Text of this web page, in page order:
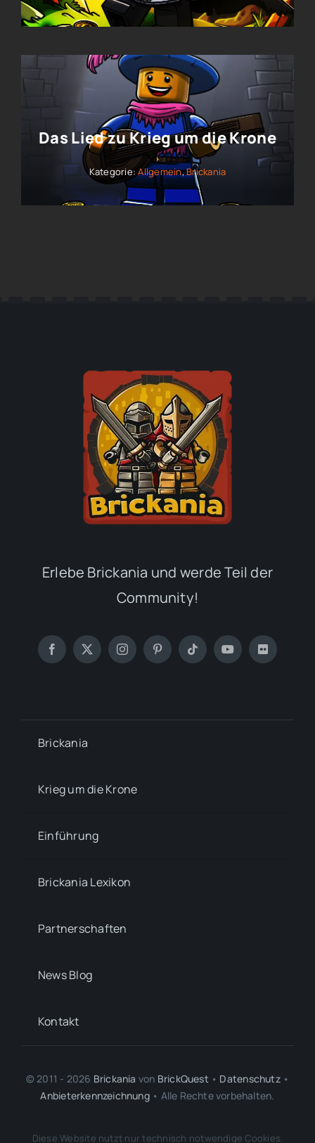
Das Lied zu Krieg um die Krone
Kategorie:Allgemein,Brickania
Erlebe Brickania und werde Teil der
Community!
Brickania
Krieg um die Krone
Einführung
Brickania Lexikon
Partnerschaften
News Blog
Kontakt
© 2011 - 2026 Brickania von BrickQuest• Datenschutz•
Anbieterkennzeichnung• Alle Rechte vorbehalten.
Diese Website nutzt nur technisch notwendige Cookies.